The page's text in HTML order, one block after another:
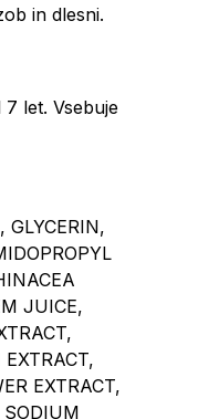
in dlesni.
let. Vsebuje
GLYCERIN,
JUICE,
EXTRACT,